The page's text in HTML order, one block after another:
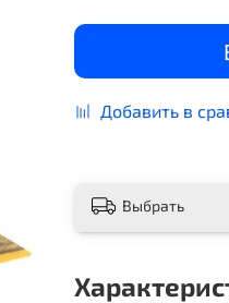
Добавить в
Выбрать